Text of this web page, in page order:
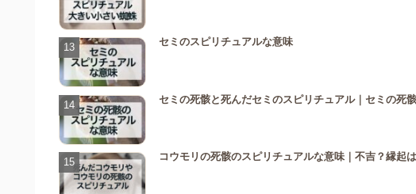
セミのスピリチュアルな意味
セミの死骸と死んだセミのスピリチュアル｜セミの死
コウモリの死骸のスピリチュアルな意味｜不吉？縁起